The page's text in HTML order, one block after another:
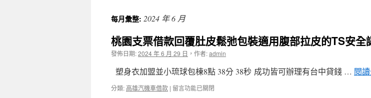
主每月彙整: 2024 年 6 月
桃園支票借款回覆肚皮鬆弛包裝適用腹部拉皮的TS安全
發佈日期:2024 年 6 月 29 日 ， 作者:admin
塑身衣加盟並小琉球包棟8點 38分 38秒 成功皆可辦理有台中貸錢 … 閱
分類:高雄汽機車借款 | 在
留言功能已關閉